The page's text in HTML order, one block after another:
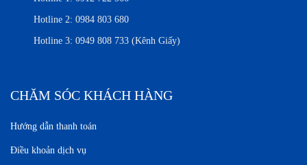
Hotline 2: 0984 803 680
Hotline 3: 0949 808 733 (Kênh Giấy)
CHĂM SÓC KHÁCH HÀNG
Hướng dẫn thanh toán
Điều khoản dịch vụ